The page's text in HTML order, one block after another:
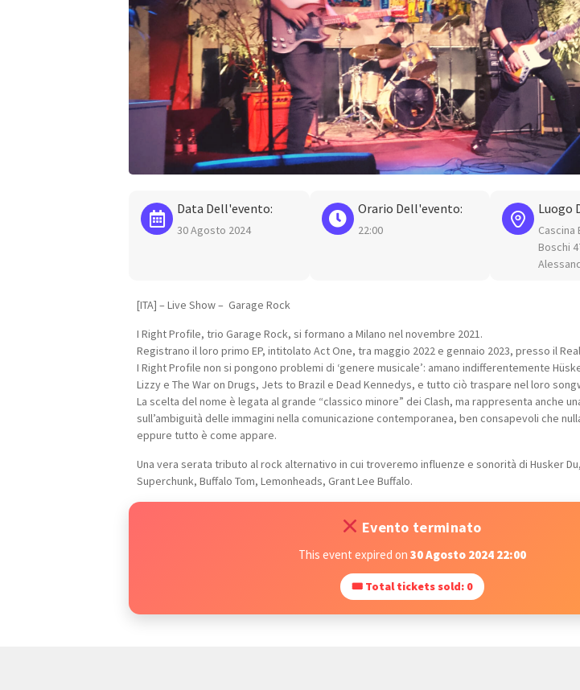
Data Dell'evento:
30 Agosto 2024
Orario Dell'evento:
22:00
Luogo
Cascina
Boschi
[ITA] – Live Show – Garage Rock
I Right Profile, trio Garage Rock, si formano a Milano nel novembre 2021.
Registrano il loro primo EP, intitolato Act One, tra maggio 2022 e gennaio 2023, presso il
I Right Profile non si pongono problemi di ‘genere musicale’: amano indifferentemente
Lizzy e The War on Drugs, Jets to Brazil e Dead Kennedys, e tutto ciò traspare nel loro
La scelta del nome è legata al grande “classico minore” dei Clash, ma rappresenta anche
sull’ambiguità delle immagini nella comunicazione contemporanea, ben consapevoli che
eppure tutto è come appare.
Una vera serata tributo al rock alternativo in cui troveremo influenze e sonorità di Husker
Superchunk, Buffalo Tom, Lemonheads, Grant Lee Buffalo.
Evento terminato
This event expired on 30 Agosto 2024 22:00
🎟 Total tickets sold: 0